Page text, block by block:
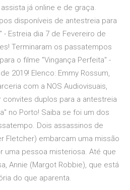
já online e de graça.
disponíveis de antestreia para
- Estreia dia 7 de Fevereiro de
Terminaram os passatempos
o filme "Vingança Perfeita" -
2019! Elenco: Emmy Rossum,
com a NOS Audiovisuais,
duplos para a antestreia
no Porto! Saiba se foi um dos
Dois assassinos de
Fletcher) embarcam uma missão
uma pessoa misteriosa. Até que
Annie (Margot Robbie), que está
do que aparenta.